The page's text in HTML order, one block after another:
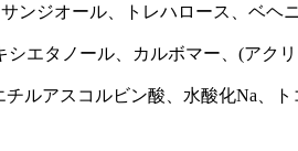
ンジオール、トレハロース、ベヘ
エタノール、カルボマー、(アク
ルアスコルビン酸、水酸化Na、